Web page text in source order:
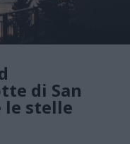
di San
le stelle